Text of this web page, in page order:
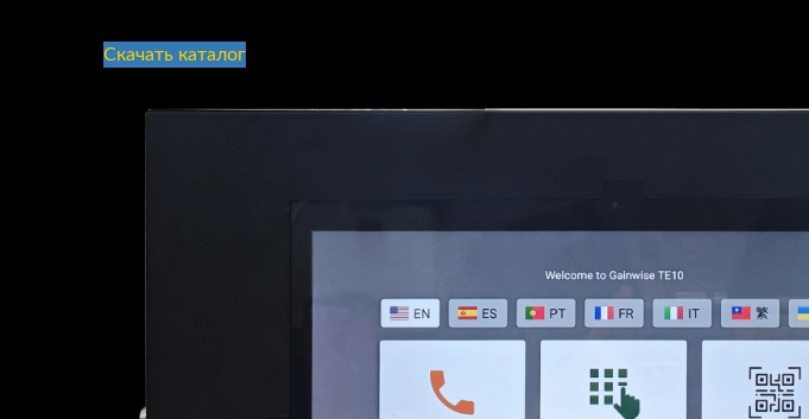
Скачать каталог
Телефон Службы Лифта